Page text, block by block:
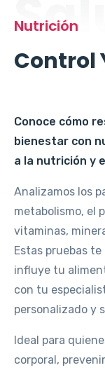
Nutrición
Control
Conoce cómo
bienestar con
a la nutrición y
Analizamos los
metabolismo, el
vitaminas,
Estas pruebas
influye tu
con tu
personalizado y
Ideal para
corporal,